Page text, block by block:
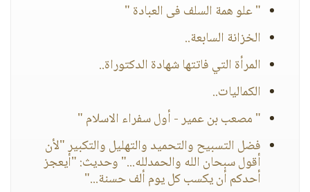
" علو همة السلف فى العبادة "
الخزانة السابعة..
المرأة التي فاتتها شهادة الدكتوراة..
الكماليات..
" مصعب بن عمير - أول سفراء الاسلام "
فضل التسبيح والتحميد والتهليل والتكبير "لأن
أقول سبحان الله والحمدلله..." وحديث: "أيعجز
أحدكم أن يكسب كل يوم ألف حسنة..."